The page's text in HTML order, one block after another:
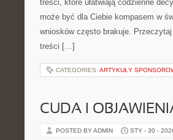
treści, które ułatwiają codzienne
może być dla Ciebie kompasem w
wniosków często brakuje.
treści […]
CATEGORIES: ARTYKUŁY
CUDA I
POSTED BY ADMIN STY - 30 -